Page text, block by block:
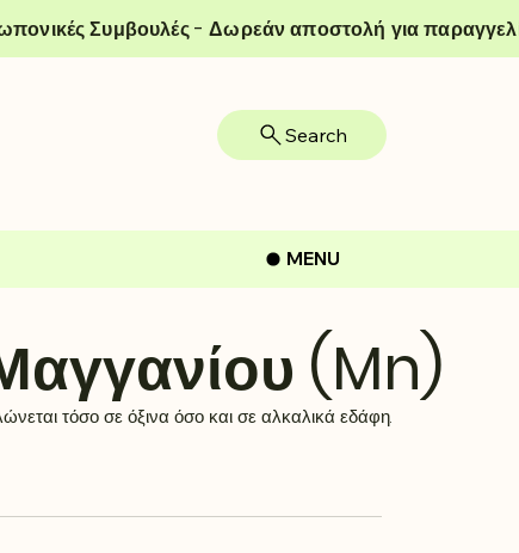
(Mn)
τόσο σε όξινα όσο και σε αλκαλικά εδάφη.
Συμβουλές - Δωρεάν αποστολή για
Search
MENU